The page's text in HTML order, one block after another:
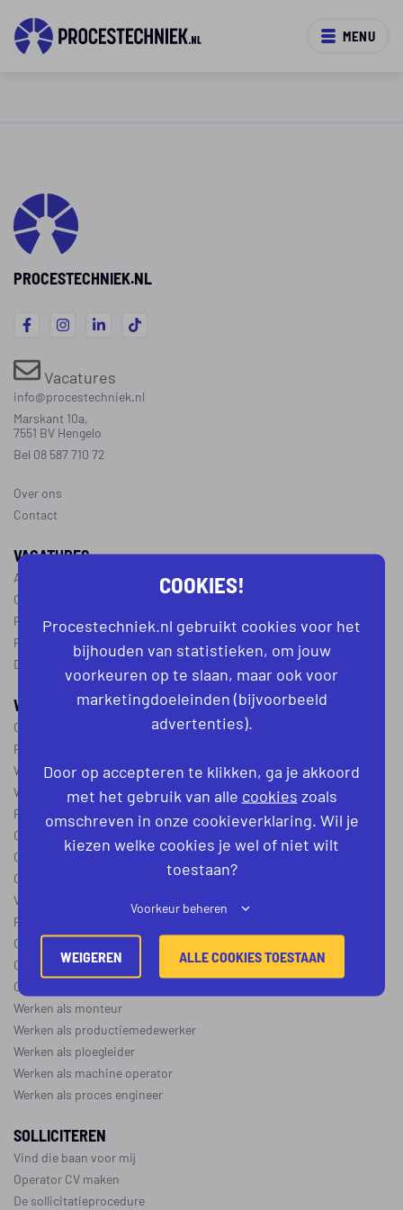
MENU
PROCESTECHNIEK.NL
Vacatures
info@procestechniek.nl
Marskant 10a,
7551 BV Hengelo
Bel 08 587 710 72
Over ons
Contact
VACATURES
Alle vacatures
Operator vacatures
Productiemedewerker vacatures
Ploegleider vacatures
Dagdienst vacatures
WERKEN IN DE PROCESTECHNIEK
Over de procestechniek
Ploegendienst
Wat is een procesoperator
Werken als procesoperator
Procesoperator in de
chemie voedingsindustrie farmacieof
Operator A
Operator B
Operator C
Verschil operator A, B en C
Procesoperator salaris
Operator opleidingen–vapro
Over de maakindustrie
Over de procesindustrie
Werken als monteur
Werken als productiemedewerker
Werken als ploegleider
Werken als machine operator
Werken als proces engineer
SOLLICITEREN
Vind die baan voor mij
Operator CV maken
De sollicitatieprocedure
COOKIES!
Procestechniek.nl gebruikt cookies voor het
bijhouden van statistieken, om jouw
voorkeuren op te slaan, maar ook voor
marketingdoeleinden (bijvoorbeeld
advertenties).
Door op accepteren te klikken, ga je akkoord
met het gebruik van alle cookies zoals
omschreven in onze cookieverklaring. Wil je
kiezen welke cookies je wel of niet wilt
toestaan?
Voorkeur beheren
WEIGEREN ALLE COOKIES TOESTAAN